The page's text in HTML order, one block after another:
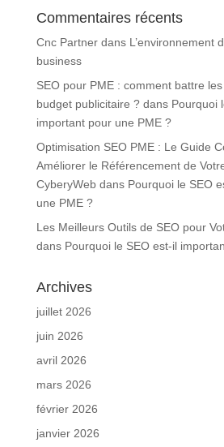
Commentaires récents
Cnc Partnerdans L’environnement
business
SEO pour PME : comment battre
budget publicitaire ?dans Pourquoi
important pour une PME ?
Optimisation SEO PME : Le Guide
Améliorer le Référencement de
CyberyWebdans Pourquoi le SEO
une PME ?
Les Meilleurs Outils de SEO pour
dans Pourquoi le SEO est-il
Archives
juillet 2026
juin 2026
avril 2026
mars 2026
février 2026
janvier 2026